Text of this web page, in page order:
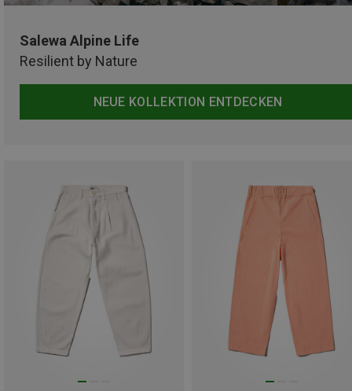
Salewa Alpine Life
Resilient by Nature
NEUE KOLLEKTION ENTDECKEN